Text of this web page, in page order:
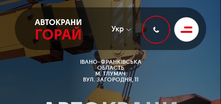
Укр
ІВАНО-ФРАНКІВСЬКА
ОБЛАСТЬ
М. ТЛУМАЧ
ВУЛ. ЗАГОРОДНЯ, 11